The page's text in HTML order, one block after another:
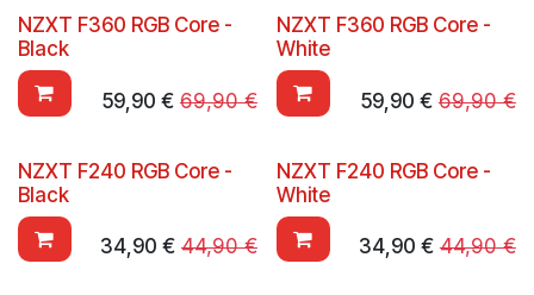
NZXT F360 RGB Core -
Black
59,90 € 69,90€
NZXT F360 RGB Core -
White
59,90 € 69,90€
NZXT F240 RGB Core -
Black
34,90 € 44,90€
NZXT F240 RGB Core -
White
34,90 € 44,90€